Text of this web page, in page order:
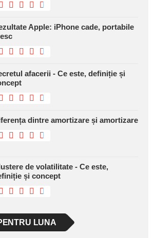
Apple: iPhone cade, portabile
afacerii - Ce este, definiție și
dintre amortizare și amortizare
de volatilitate - Ce este,
și concept
LUNA